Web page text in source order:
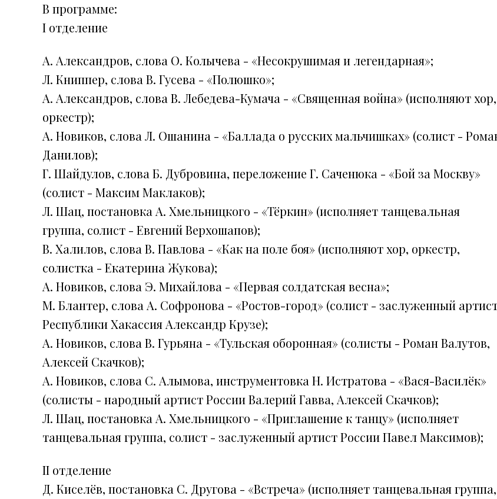
В программе:
I отделение
А. Александров, слова О. Колычева - «Несокрушимая и легендарная»;
Л. Книппер, слова В. Гусева - «Полюшко»;
А. Александров, слова В. Лебедева-Кумача - «Священная война» (исполняют хор,
оркестр);
А. Новиков, слова Л. Ошанина - «Баллада о русских мальчишках» (солист -
Данилов);
Г. Шайдулов, слова Б. Дубровина, переложение Г. Саченюка - «Бой за Москву»
(солист - Максим Маклаков);
Л. Шац, постановка А. Хмельницкого - «Тёркин» (исполняет танцевальная
группа, солист - Евгений Верхошапов);
В. Халилов, слова В. Павлова - «Как на поле боя» (исполняют хор, оркестр,
солистка - Екатерина Жукова);
А. Новиков, слова Э. Михайлова - «Первая солдатская весна»;
М. Блантер, слова А. Софронова - «Ростов-город» (солист - заслуженный
Республики Хакассия Александр Крузе);
А. Новиков, слова В. Гурьяна - «Тульская оборонная» (солисты - Роман Валутов,
Алексей Скачков);
А. Новиков, слова С. Алымова, инструментовка Н. Истратова - «Вася-Василёк»
(солисты - народный артист России Валерий Гавва, Алексей Скачков);
Л. Шац, постановка А. Хмельницкого - «Приглашение к танцу» (исполняет
танцевальная группа, солист - заслуженный артист России Павел Максимов);
II отделение
Д. Киселёв, постановка С. Другова - «Встреча» (исполняет танцевальная группа,